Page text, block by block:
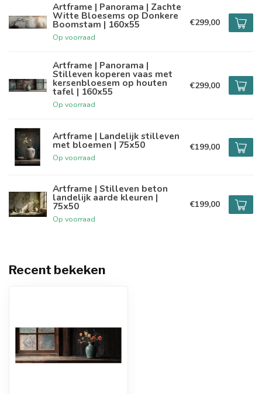
Artframe | Panorama | Zachte
Witte Bloesems op Donkere
Boomstam | 160x55
Op voorraad
€299,00
Artframe | Panorama |
Stilleven koperen vaas met
kersenbloesem op houten
tafel | 160x55
Op voorraad
€299,00
Artframe | Landelijk stilleven
met bloemen | 75x50
Op voorraad
€199,00
Artframe | Stilleven beton
landelijk aarde kleuren |
75x50
Op voorraad
€199,00
Recent bekeken